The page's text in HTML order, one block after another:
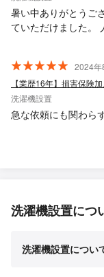
暑い中ありがとうご
ていただけました。
2024年
洗濯機設置
急な依頼にも関わら
洗濯機設置につ
洗濯機設置につい